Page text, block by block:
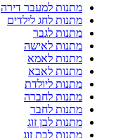
מתנות למעבר דירה
מתנות לחג לילדים
מתנות לגבר
מתנות לאישה
מתנות לאמא
מתנות לאבא
מתנות ליולדת
מתנות לחברה
מתנות לחבר
מתנות לבן זוג
מתנות לבת זוג